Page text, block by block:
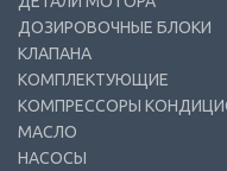
ДОЗИРОВОЧНЫЕ БЛОКИ
КЛАПАНА
КОМПЛЕКТУЮЩИЕ
КОМПРЕССОРЫ
МАСЛО
НАСОСЫ